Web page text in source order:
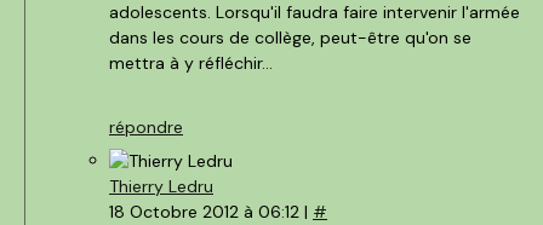
adolescents. Lorsqu'il faudra faire intervenir l'armée
dans les cours de collège, peut-être qu'on se
mettra à y réfléchir...
répondre
Thierry Ledru
18 Octobre 2012 à 06:12 | #